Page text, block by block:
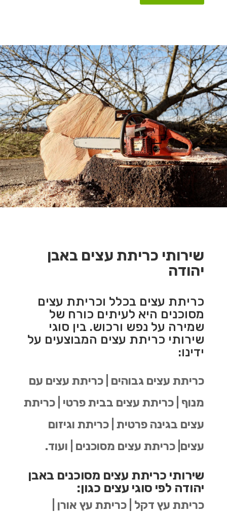
שירותי כריתת עצים באבן
יהודה
כריתת עצים בכלל וכריתת עצים
מסוכנים היא לעיתים כורח של
שמירה על נפש ורכוש. בין סוגי
שירותי כריתת עצים המבוצעים על
ידינו:
כריתת עצים גבוהים | כריתת עצים עם
מנוף | כריתת עצים בבית פרטי | כריתת
עצים בגינה פרטית | כריתת וגיזום
עצים| כריתת עצים מסוכנים | ועוד.
שירותי כריתת עצים מסוכנים באבן
יהודה לפי סוגי עצים כגון:
כריתת עץ דקל | כריתת עץ אורן |